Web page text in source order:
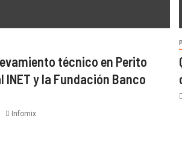
técnico en Perito
INET y la Fundación Banco
Infomix